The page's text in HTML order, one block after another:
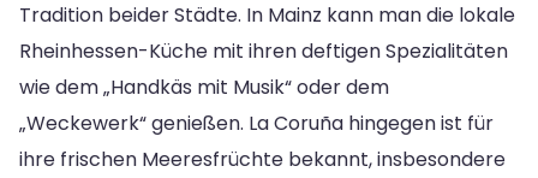
Tradition beider Städte. In Mainz kann man die lokale
Rheinhessen-Küche mit ihren deftigen Spezialitäten
wie dem „Handkäs mit Musik“ oder dem
„Weckewerk“ genießen. La Coruña hingegen ist für
ihre frischen Meeresfrüchte bekannt, insbesondere